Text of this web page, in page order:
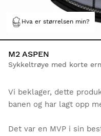
Hva er størrelsen min?
M2 ASPEN
Sykkeltrøye med korte
Vi beklager, dette
banen og har lagt opp
Det var en MVP i sin